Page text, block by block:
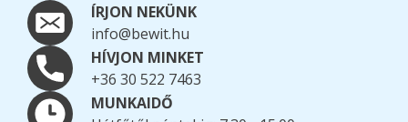
ÍRJON NEKÜNK
info@bewit.hu
HÍVJON MINKET
+36 30 522 7463
MUNKAIDŐ